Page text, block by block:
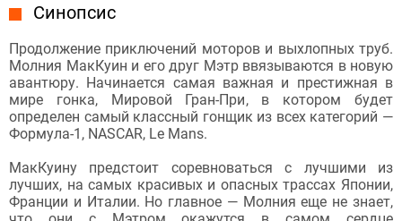
Синопсис
Продолжение приключений моторов и выхлопных труб.
Молния МакКуин и его друг Мэтр ввязываются в новую
авантюру. Начинается самая важная и престижная в
мире гонка, Мировой Гран-При, в котором будет
определен самый классный гонщик из всех категорий —
Формула-1, NASCAR, Le Mans.
МакКуину предстоит соревноваться с лучшими из
лучших, на самых красивых и опасных трассах Японии,
Франции и Италии. Но главное — Молния еще не знает,